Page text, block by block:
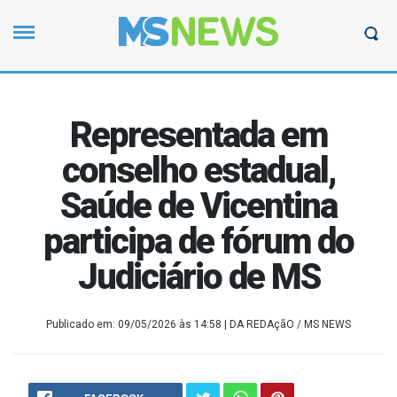
Representada em
conselho estadual,
Saúde de Vicentina
participa de fórum do
Judiciário de MS
Publicado em: 09/05/2026 às 14:58 | DA REDAçãO / MS NEWS